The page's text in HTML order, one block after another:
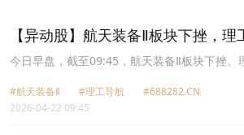
【异动股】航天装备Ⅱ板块下挫，理
(688282.CN)跌8.95%
今日早盘，截至09:45，航天装备Ⅱ板块下挫。
卫星(600118.CN)跌5.52%报94.67元，航天环
4.13%报69.89元，航天电子(600879.CN)跌
#航天装备Ⅱ #理工导航
#688282.CN
2026-04-22 09:45